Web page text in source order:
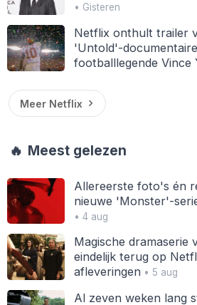
• Gisteren
Netflix onthult trailer
'Untold'-
footballlegende Vince
Meer Netflix
🔥 Meest gelezen
Allereerste foto's én
nieuwe 'Monster'-
• 4 aug
Magische dramaserie
eindelijk terug op
afleveringen• 5 aug
Al zeven weken lang